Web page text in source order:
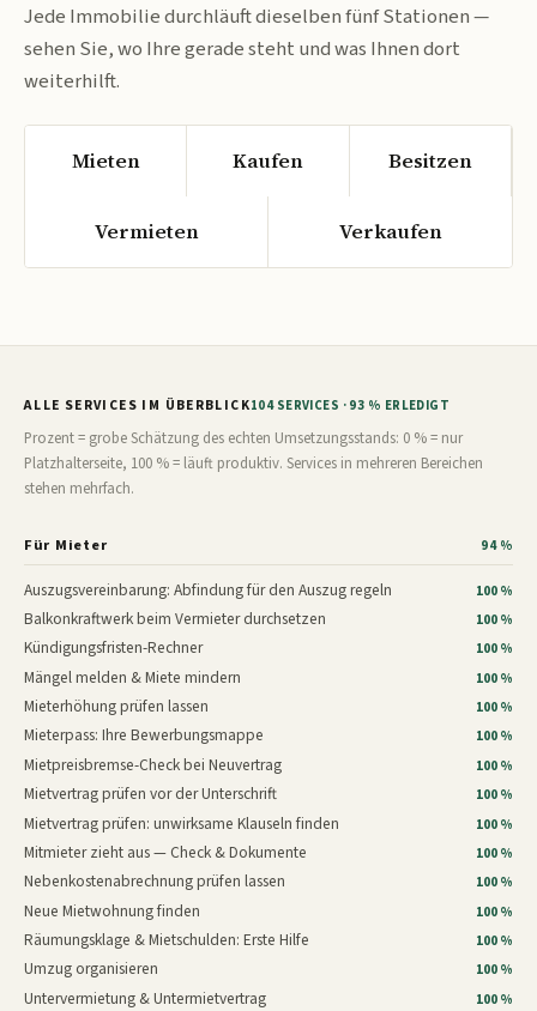
Jede Immobilie durchläuft dieselben fünf Stationen —
sehen Sie, wo Ihre gerade steht und was Ihnen dort
weiterhilft.
Mieten Kaufen Besitzen
Vermieten Verkaufen
ALLE SERVICES IM ÜBERBLICK104 SERVICES · 93 % ERLEDIGT
Prozent = grobe Schätzung des echten Umsetzungsstands: 0 % = nur
Platzhalterseite, 100 % = läuft produktiv. Services in mehreren Bereichen
stehen mehrfach.
Für Mieter 94 %
Auszugsvereinbarung: Abfindung für den Auszug regeln 100 %
Balkonkraftwerk beim Vermieter durchsetzen 100 %
Kündigungsfristen-Rechner 100 %
Mängel melden & Miete mindern 100 %
Mieterhöhung prüfen lassen 100 %
Mieterpass: Ihre Bewerbungsmappe 100 %
Mietpreisbremse-Check bei Neuvertrag 100 %
Mietvertrag prüfen vor der Unterschrift 100 %
Mietvertrag prüfen: unwirksame Klauseln finden 100 %
Mitmieter zieht aus — Check & Dokumente 100 %
Nebenkostenabrechnung prüfen lassen 100 %
Neue Mietwohnung finden 100 %
Räumungsklage & Mietschulden: Erste Hilfe 100 %
Umzug organisieren 100 %
Untervermietung & Untermietvertrag 100 %